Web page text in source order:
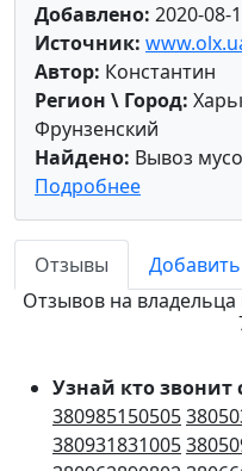
Добавлено: 2020-08-
Источник:
Автор: Константин
Регион \ Город:
Фрунзенский
Найдено: Вывоз
Подробнее
Отзывы
Отзывов на
Узнай кто звонит
380985150505
380931831005